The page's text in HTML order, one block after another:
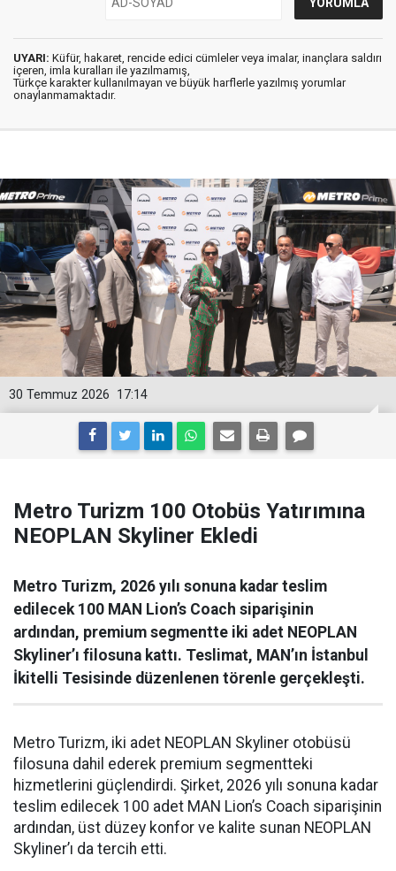
UYARI: Küfür, hakaret, rencide edici cümleler veya imalar, inançlara saldırı
içeren, imla kuralları ile yazılmamış,
Türkçe karakter kullanılmayan ve büyük harflerle yazılmış yorumlar
onaylanmamaktadır.
17:14
30 Temmuz 2026
Metro Turizm 100 Otobüs Yatırımına
NEOPLAN Skyliner Ekledi
Metro Turizm, 2026 yılı sonuna kadar teslim
edilecek 100 MAN Lion’s Coach siparişinin
ardından, premium segmentte iki adet NEOPLAN
Skyliner’ı filosuna kattı. Teslimat, MAN’ın İstanbul
İkitelli Tesisinde düzenlenen törenle gerçekleşti.
Metro Turizm, iki adet NEOPLAN Skyliner otobüsü
filosuna dahil ederek premium segmentteki
hizmetlerini güçlendirdi. Şirket, 2026 yılı sonuna kadar
teslim edilecek 100 adet MAN Lion’s Coach siparişinin
ardından, üst düzey konfor ve kalite sunan NEOPLAN
Skyliner’ı da tercih etti.